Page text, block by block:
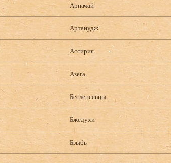
Арпачай
Артанудж
Ассирия
Азега
Бесленеевцы
Бжедуxи
Бзыбь